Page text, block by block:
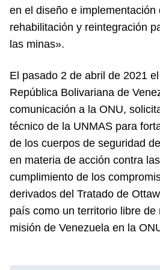
en el diseño e implementación
rehabilitación y reintegración
las minas».
El pasado 2 de abril de 2021
República Bolivariana de
comunicación a la ONU,
técnico de la UNMAS para
de los cuerpos de seguridad
en materia de acción contra
cumplimiento de los
derivados del Tratado de
país como un territorio libre de
misión de Venezuela en la